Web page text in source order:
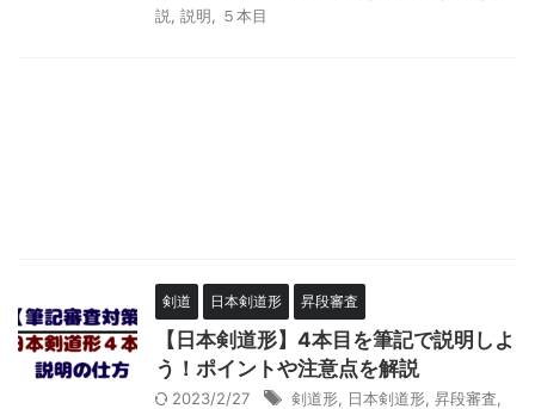
説
説明 ５本目
剣道 日本剣道形 昇段審査
【日本剣道形】4本目を筆記で説明しよ
う！ポイントや注意点を解説
2023/2/27 剣道形 日本剣道形 昇段審査